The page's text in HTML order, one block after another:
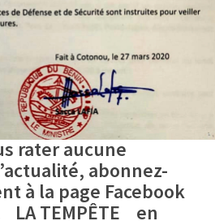
rater aucune
abonnez-
à la page Facebook
TEMPÊTE en